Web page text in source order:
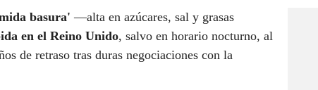
basura' —alta en azúcares, sal y grasas
en el Reino Unido, salvo en horario nocturno, al
de retraso tras duras negociaciones con la